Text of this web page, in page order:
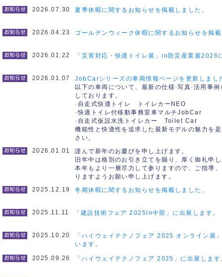
2026.07.30 夏季休暇に関するお知らせを掲載しました。
2026.04.23 ゴールデンウィーク休暇に関するお知らせを掲
2026.01.22 「災害対応・快適トイレ展」in防災産業展2026
2026.01.07
JobCarシリーズの車両情報ページを更新しまし
以下の車両について、最新の仕様·写真·活用事
しております。
·自走式快適トイレ トイレカーNEO
·快適トイレ付移動事務室車マルチJobCar
·自走式仮設水洗トイレカー Toilet Car
機能性と快適性を追求した最新モデルの魅力を
さい。
2026.01.01
謹んで新年のお慶びを申し上げます。
旧年中は格別のお引き立てを賜り、厚く御礼申
本年もより一層尽力して参りますので、ご指導
りますようお願い申し上げます。
2025.12.19
冬期休暇に関するお知らせを掲載しました。
2025.11.11 「建設技術フェア 2025in中部」に出展します。
2025.10.20
「ハイウェイテクノフェア 2025 オンライン展
います。
2025.09.26
「ハイウェイテクノフェア 2025」に出展します